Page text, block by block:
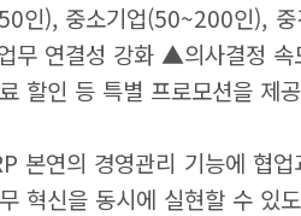
인), 중소기업(50~200인),
연결성 강화 ▲의사결정 속
할인 등 특별 프로모션을 제
본연의 경영관리 기능에 협
혁신을 동시에 실현할 수 있